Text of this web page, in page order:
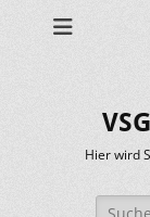
Hier wird
Suche